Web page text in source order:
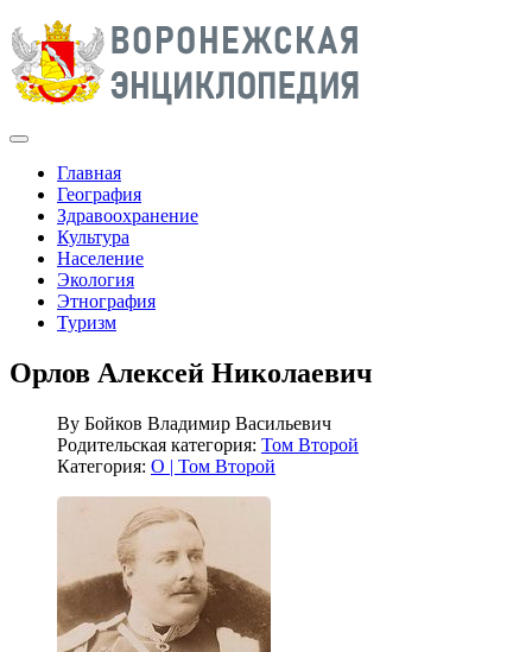
Главная
География
Здравоохранение
Культура
Население
Экология
Этнография
Туризм
Орлов Алексей Николаевич
By Бойков Владимир Васильевич
Родительская категория: Том Второй
Категория: О | Том Второй